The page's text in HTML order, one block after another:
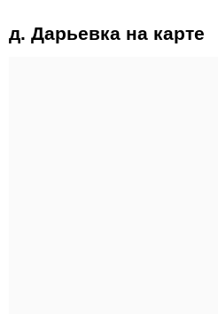
д. Дарьевка на карте